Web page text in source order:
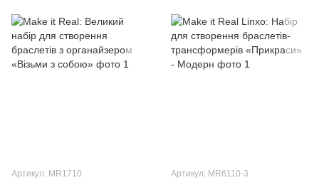
Артикул: MR1710 Артикул: MR6110-3